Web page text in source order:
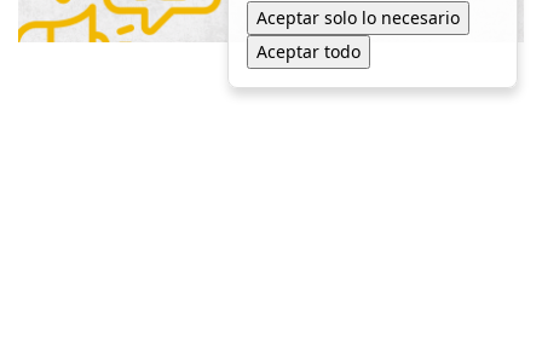
Aceptar solo lo necesario
Aceptar todo